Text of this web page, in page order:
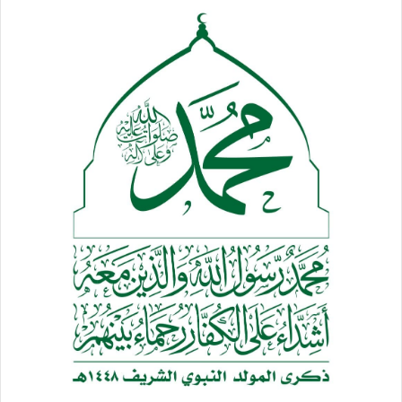
1000 مولود، إضافة إلى وفاة 52 ألف طفل سنويا مايعني وفاة طفل
كل عشر دقائق، بحسب الإحصائيات.
كذلك أدى الحصار إلى زيادة معدلات سوء التغذية حيث ارتفعت
بزيادة قدرها 66 بالمئة فيما تم تسجيل أكثر من 2.3 مليون طفل
دون الخامسة يعانون من سوء التغذية و632 ألف طفل من سوء
التغذية الحاد الوخيم المهدد لحياتهم بالوفاة خلال العام الحالي ،
بالإضافة إلى أن هناك أكثر من 1.5 مليون امرأة من الحوامل
مصابات بسوء التغذية المتوسط.
في حين أن امرأة وستة مواليد يموتون كل ساعتين بسبب
المضاعفات أثناء فترة الحمل أو أثناء الولادة، ويقدر عدد النساء